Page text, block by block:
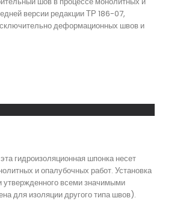
версии редакции ТР 186-07,
деформационных швов и
гидроизоляционная шпонка несет
и опалубочных работ. Установка
утвержденного всеми значимыми
для изоляции другого типа швов).